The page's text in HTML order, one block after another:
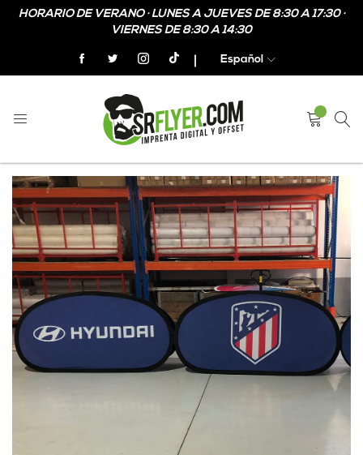
HORARIO DE VERANO · LUNES A JUEVES DE 8:30 A 17:30 ·
VIERNES DE 8:30 A 14:30
Español
Home Golf Banner
Skip
to
the
end
of
the
images
gallery
Skip
to
the
beginning
of
the
images
gallery